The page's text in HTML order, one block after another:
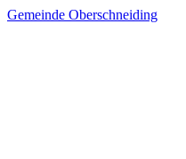
Skip
Gemeinde Oberschneiding